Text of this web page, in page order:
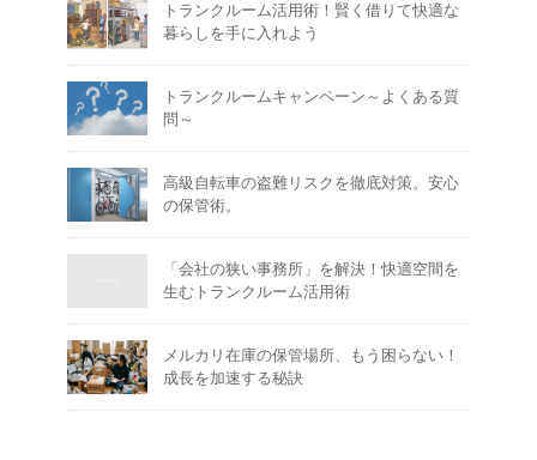
トランクルーム活用術！賢く借りて快適な
暮らしを手に入れよう
トランクルームキャンペーン～よくある質
問～
高級自転車の盗難リスクを徹底対策。安心
の保管術。
「会社の狭い事務所」を解決！快適空間を
生むトランクルーム活用術
メルカリ在庫の保管場所、もう困らない！
成長を加速する秘訣